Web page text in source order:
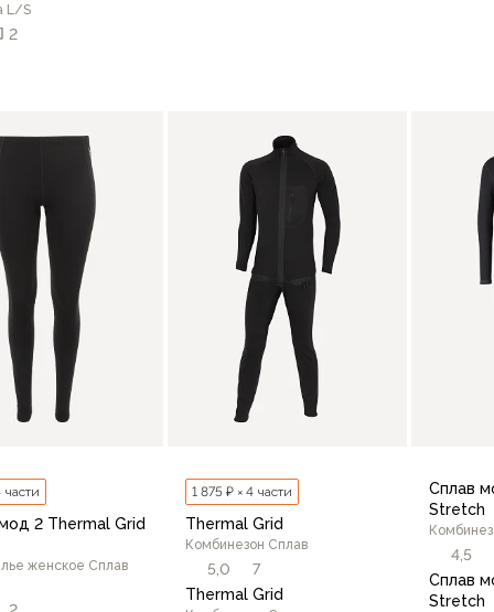
L/S
2
50/170 52/176
В корзину
части
2 Thermal Grid
женское Сплав
1 875 ₽ × 4 части
Thermal Grid
Комбинезон Сплав
5,0
7
Thermal Grid
Сплав
Stretch
4,5
Сплав
Stretch